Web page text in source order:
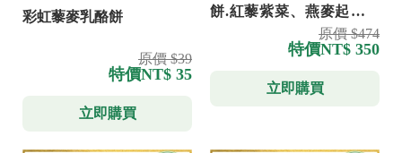
彩虹藜麥乳酪餅
原價 $39
特價NT$ 35
立即購買
餅.紅藜紫菜、燕麥起司蘇
打餅.醇厚.醇厚鮮奶薄餅 任
意搭享六包 享優惠
原價 $474
特價NT$ 350
立即購買